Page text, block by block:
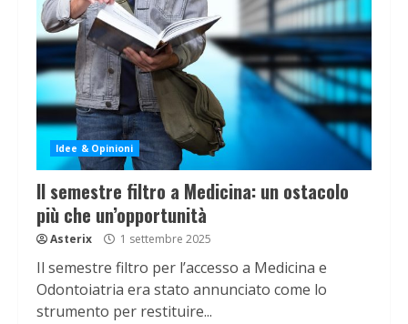
Idee & Opinioni
Il semestre filtro a Medicina: un ostacolo
più che un’opportunità
Asterix 1 settembre 2025
Il semestre filtro per l’accesso a Medicina e
Odontoiatria era stato annunciato come lo
strumento per restituire...